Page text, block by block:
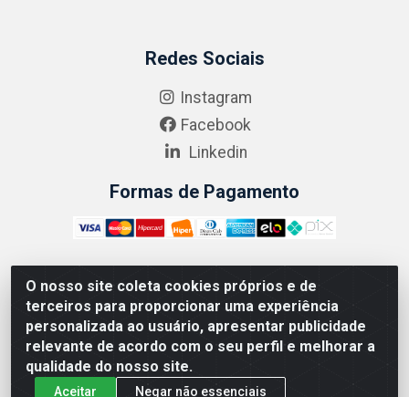
O nosso site coleta cookies próprios e de
terceiros para proporcionar uma experiência
personalizada ao usuário, apresentar publicidade
relevante de acordo com o seu perfil e melhorar a
qualidade do nosso site.
Aceitar Negar não essenciais
Redes Sociais
Instagram
Facebook
Linkedin
Formas de Pagamento
ABRASEG COMÉRCIO ATACADISTA LTDA - CNPJ:
10.894.768/0001-00 - Avenida Lobo Júnior, 1045 -
Penha Circular - Rio de Janeiro - RJ - CEP 21020-124